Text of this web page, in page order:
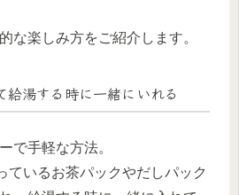
な楽しみ方をご紹介します。
給湯する時に一緒にいれる
で手軽な方法。
ているお茶パックやだしパック